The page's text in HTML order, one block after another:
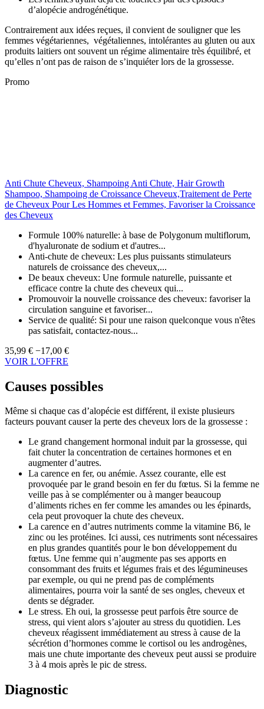
d’alopécie androgénétique.
Contrairement aux idées reçues, il convient de souligner que les
femmes végétariennes, végétaliennes, intolérantes au gluten ou aux
produits laitiers ont souvent un régime alimentaire très équilibré, et
qu’elles n’ont pas de raison de s’inquiéter lors de la grossesse.
Promo
Anti Chute Cheveux, Shampoing Anti Chute, Hair Growth
Shampoo, Shampoing de Croissance Cheveux,Traitement de Perte
de Cheveux Pour Les Hommes et Femmes, Favoriser la Croissance
des Cheveux
Formule 100% naturelle: à base de Polygonum multiflorum,
d'hyaluronate de sodium et d'autres...
Anti-chute de cheveux: Les plus puissants stimulateurs
naturels de croissance des cheveux,...
De beaux cheveux: Une formule naturelle, puissante et
efficace contre la chute des cheveux qui...
Promouvoir la nouvelle croissance des cheveux: favoriser la
circulation sanguine et favoriser...
Service de qualité: Si pour une raison quelconque vous n'êtes
pas satisfait, contactez-nous...
35,99 € −17,00 €
VOIR L'OFFRE
Causes possibles
Même si chaque cas d’alopécie est différent, il existe plusieurs
facteurs pouvant causer la perte des cheveux lors de la grossesse :
Le grand changement hormonal induit par la grossesse, qui
fait chuter la concentration de certaines hormones et en
augmenter d’autres.
La carence en fer, ou anémie. Assez courante, elle est
provoquée par le grand besoin en fer du fœtus. Si la femme ne
veille pas à se complémenter ou à manger beaucoup
d’aliments riches en fer comme les amandes ou les épinards,
cela peut provoquer la chute des cheveux.
La carence en d’autres nutriments comme la vitamine B6, le
zinc ou les protéines. Ici aussi, ces nutriments sont nécessaires
en plus grandes quantités pour le bon développement du
fœtus. Une femme qui n’augmente pas ses apports en
consommant des fruits et légumes frais et des légumineuses
par exemple, ou qui ne prend pas de compléments
alimentaires, pourra voir la santé de ses ongles, cheveux et
dents se dégrader.
Le stress. Eh oui, la grossesse peut parfois être source de
stress, qui vient alors s’ajouter au stress du quotidien. Les
cheveux réagissent immédiatement au stress à cause de la
sécrétion d’hormones comme le cortisol ou les androgènes,
mais une chute importante des cheveux peut aussi se produire
3 à 4 mois après le pic de stress.
Diagnostic